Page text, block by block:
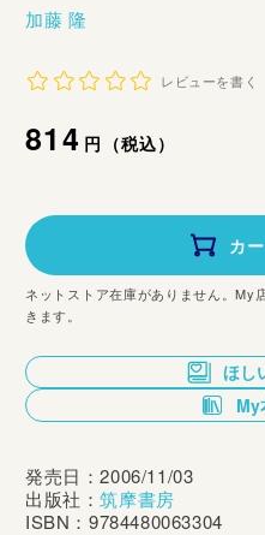
加藤 隆
レビューを書く
通
価
格
814円（税込）
カ
ネットストア在庫がありません。My
きます。
ほし
My
発売日：2006/11/03
出版社：筑摩書房
ISBN：9784480063304